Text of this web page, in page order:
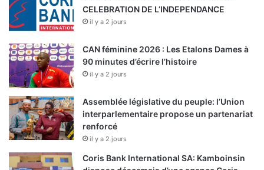
CELEBRATION DE L’INDEPENDANCE
il y a 2 jours
CAN féminine 2026 : Les Etalons Dames à
90 minutes d’écrire l’histoire
il y a 2 jours
Assemblée législative du peuple: l’Union
interparlementaire propose un partenariat
renforcé
il y a 2 jours
Coris Bank International SA: Kamboinsin